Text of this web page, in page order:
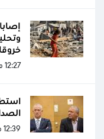
12:27 م
12:39 م